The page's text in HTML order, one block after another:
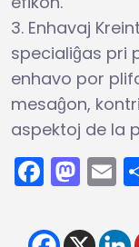
3. Enhavaj
specialiĝas pri
enhavo por
mesaĝon,
aspektoj de la